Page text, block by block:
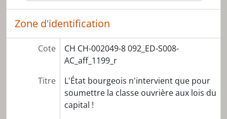
Zone d'identification
Cote
CH CH-002049-8 092_ED-S008-
AC_aff_1199_r
Titre
L'État bourgeois n'intervient que pour
soumettre la classe ouvrière aux lois du
capital !